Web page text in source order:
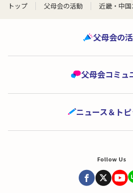
トップ 父母会の活動 近畿・中
父母会の
父母会コミュ
ニュース＆ト
Follow Us